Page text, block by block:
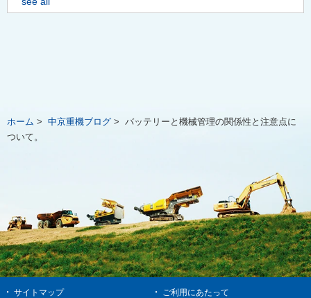
ホーム > 中京重機ブログ > バッテリーと機械管理の関係性と注意点に
ついて。
サイトマップ ご利用にあたって